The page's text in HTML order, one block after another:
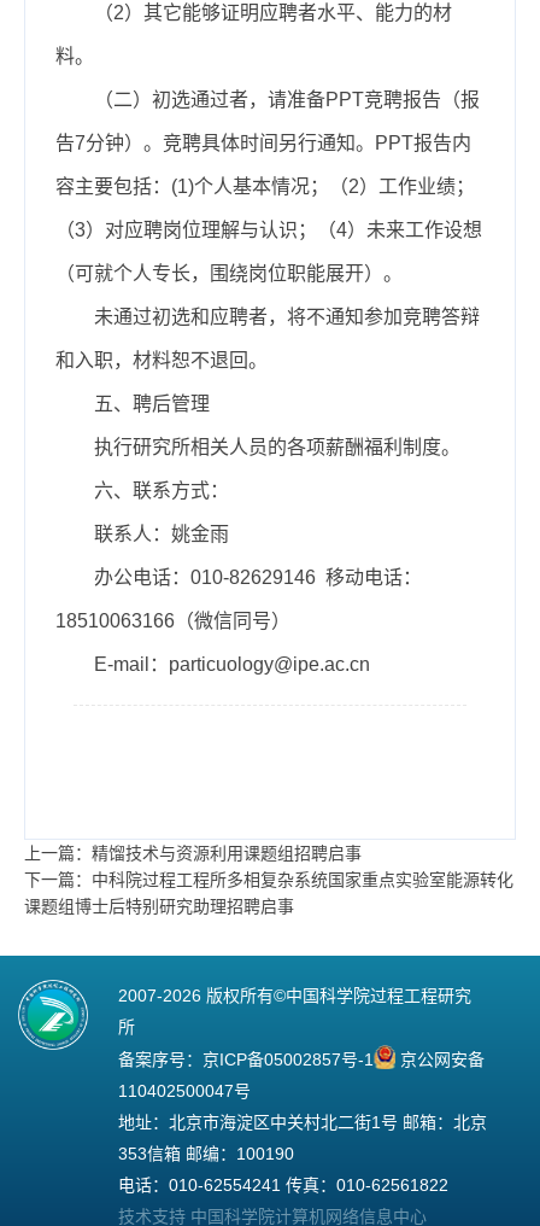
（2）其它能够证明应聘者水平、能力的材
料。
（二）初选通过者，请准备PPT竞聘报告（报
告7分钟）。竞聘具体时间另行通知。PPT报告内
容主要包括：(1)个人基本情况；（2）工作业绩；
（3）对应聘岗位理解与认识；（4）未来工作设想
（可就个人专长，围绕岗位职能展开）。
未通过初选和应聘者，将不通知参加竞聘答辩
和入职，材料恕不退回。
五、聘后管理
执行研究所相关人员的各项薪酬福利制度。
六、联系方式：
联系人：姚金雨
办公电话：010-82629146 移动电话：
18510063166 （微信同号）
E-mail： particuology@ipe.ac.cn
上一篇：精馏技术与资源利用课题组招聘启事
下一篇：中科院过程工程所多相复杂系统国家重点实验室能源转化
课题组博士后特别研究助理招聘启事
2007-2026 版权所有©中国科学院过程工程研究
所
备案序号： 京ICP备05002857号-1
京公网安备
110402500047号
地址：北京市海淀区中关村北二街1号 邮箱：北京
353信箱 邮编：100190
电话：010-62554241 传真：010-62561822
技术支持 中国科学院计算机网络信息中心